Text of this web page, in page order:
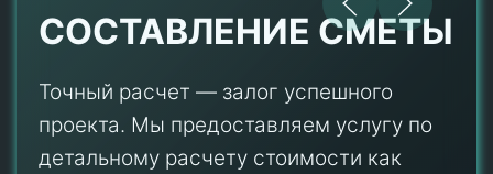
СОСТАВЛЕНИЕ СМЕТЫ
Точный расчет — залог успешного
проекта. Мы предоставляем услугу по
детальному расчету стоимости как